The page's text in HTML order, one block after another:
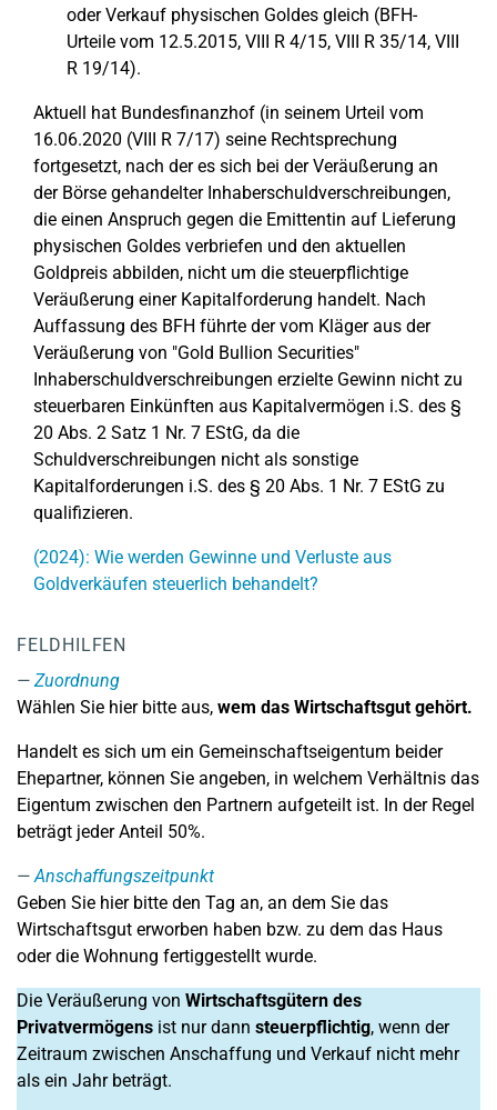
oder Verkauf physischen Goldes gleich (BFH-
Urteile vom 12.5.2015, VIII R 4/15, VIII R 35/14, VIII
R 19/14).
Aktuell hat Bundesfinanzhof (in seinem Urteil vom
16.06.2020 (VIII R 7/17) seine Rechtsprechung
fortgesetzt, nach der es sich bei der Veräußerung an
der Börse gehandelter Inhaberschuldverschreibungen,
die einen Anspruch gegen die Emittentin auf Lieferung
physischen Goldes verbriefen und den aktuellen
Goldpreis abbilden, nicht um die steuerpflichtige
Veräußerung einer Kapitalforderung handelt. Nach
Auffassung des BFH führte der vom Kläger aus der
Veräußerung von "Gold Bullion Securities"
Inhaberschuldverschreibungen erzielte Gewinn nicht zu
steuerbaren Einkünften aus Kapitalvermögen i.S. des §
20 Abs. 2 Satz 1 Nr. 7 EStG, da die
Schuldverschreibungen nicht als sonstige
Kapitalforderungen i.S. des § 20 Abs. 1 Nr. 7 EStG zu
qualifizieren.
(2024): Wie werden Gewinne und Verluste aus
Goldverkäufen steuerlich behandelt?
FELDHILFEN
Zuordnung
Wählen Sie hier bitte aus, wem das Wirtschaftsgut gehört.
Handelt es sich um ein Gemeinschaftseigentum beider
Ehepartner, können Sie angeben, in welchem Verhältnis das
Eigentum zwischen den Partnern aufgeteilt ist. In der Regel
beträgt jeder Anteil 50%.
Anschaffungszeitpunkt
Geben Sie hier bitte den Tag an, an dem Sie das
Wirtschaftsgut erworben haben bzw. zu dem das Haus
oder die Wohnung fertiggestellt wurde.
Die Veräußerung von Wirtschaftsgütern des
Privatvermögens ist nur dann steuerpflichtig, wenn der
Zeitraum zwischen Anschaffung und Verkauf nicht mehr
als ein Jahr beträgt.